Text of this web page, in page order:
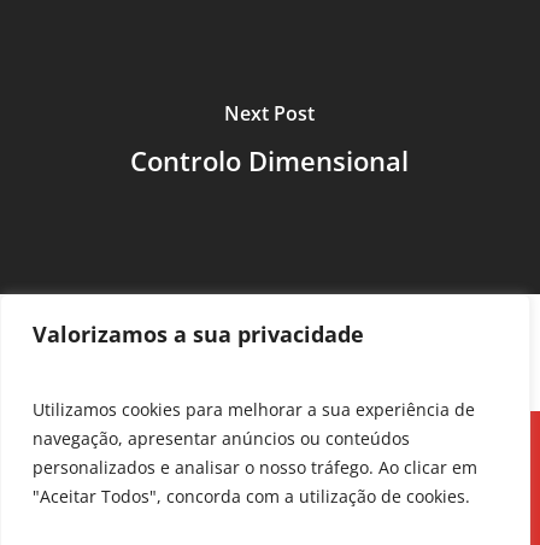
Valorizamos a sua privacidade
Utilizamos cookies para melhorar a sua experiência de
navegação, apresentar anúncios ou conteúdos
personalizados e analisar o nosso tráfego. Ao clicar em
"Aceitar Todos", concorda com a utilização de cookies.
Next Post
Controlo Dimensional
© 2026 CQI. Todos os direitos reservados. Powered